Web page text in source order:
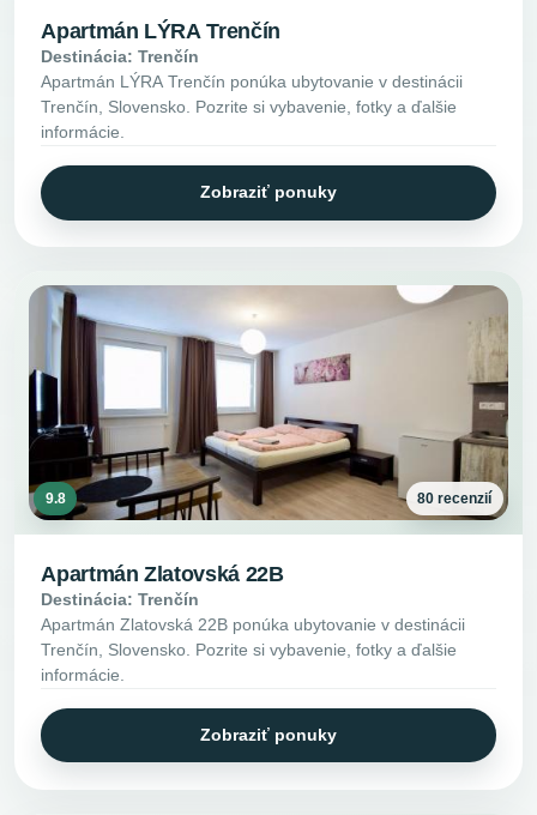
Apartmán LÝRA Trenčín
Destinácia: Trenčín
Apartmán LÝRA Trenčín ponúka ubytovanie v destinácii
Trenčín, Slovensko. Pozrite si vybavenie, fotky a ďalšie
informácie.
Zobraziť ponuky
9.8 80 recenzií
Apartmán Zlatovská 22B
Destinácia: Trenčín
Apartmán Zlatovská 22B ponúka ubytovanie v destinácii
Trenčín, Slovensko. Pozrite si vybavenie, fotky a ďalšie
informácie.
Zobraziť ponuky